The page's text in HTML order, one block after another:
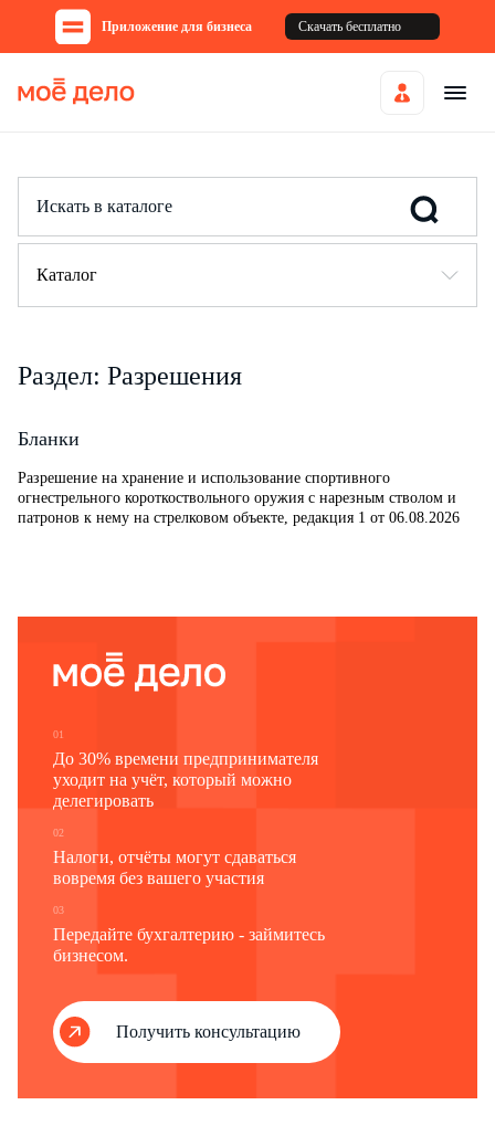
Приложение для бизнеса Скачать бесплатно
Каталог
Раздел: Разрешения
Бланки
Разрешение на хранение и использование спортивного
огнестрельного короткоствольного оружия с нарезным стволом и
патронов к нему на стрелковом объекте, редакция 1 от 06.08.2026
01
До 30% времени предпринимателя
уходит на учёт, который можно
делегировать
02
Налоги, отчёты могут сдаваться
вовремя без вашего участия
03
Передайте бухгалтерию - займитесь
бизнесом.
Получить консультацию